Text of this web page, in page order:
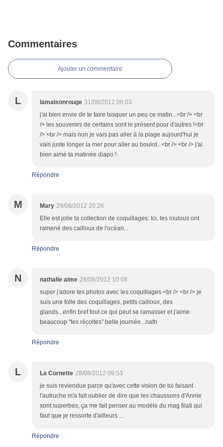
Commentaires
Ajouter un commentaire
L lamaisonrouge 31/08/2012 06:03
j'ai bien envie de te faire bisquer un peu ce matin...<br /> <br
/> les souvenirs de certains sont le présent pour d'autres !<br
/> <br /> mais non je vais pas aller à la plage aujourd'hui je
vais juste longer la mer pour aller au boulot...<br /> <br /> j'ai
bien aimé ta matinée diapo !
Répondre
M Mary 29/08/2012 20:26
Elle est jolie ta collection de coquillages. Ici, les loulous ont
ramené des cailloux de l'océan...
Répondre
N nathalie aime 28/08/2012 10:08
super j'adore tes photos avec les coquillages <br /> <br /> je
suis une folle des coquillages, petits cailloux, des
glands...enfin bref tout ce qui peut se ramasser et j'aime
beaucoup "tes récoltes" belle journée...nath
Répondre
L La Cornette 28/08/2012 09:53
je suis reviendue parce qu'avec cette vision de toi faisant
l'autruche m'a fait oublier de dire que les chaussons d'Annie
sont superbes, ça me fait penser au modèle du mag filati qui
faut que je ressorte d'ailleurs ...
Répondre